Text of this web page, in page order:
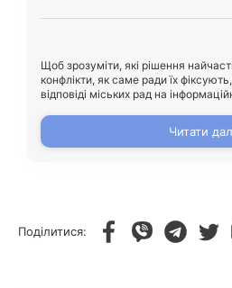
Щоб зрозуміти, які рішення
конфлікти, як саме ради їх
відповіді міських рад на
Читати
Поділитися: